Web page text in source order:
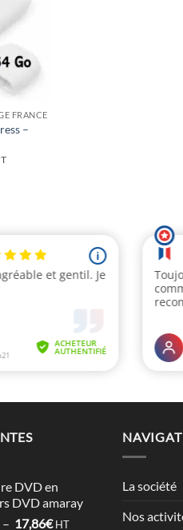
FRANCE
–
DVD en
DVD amaray
– 17,86€Plage
HT
La société
Nos